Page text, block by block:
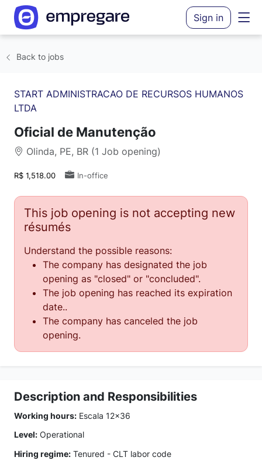
Sign in
Back to jobs
START ADMINISTRACAO DE RECURSOS HUMANOS
LTDA
Oficial de Manutenção
Olinda, PE, BR (1 Job opening)
R$ 1,518.00 In-office
This job opening is not accepting new
résumés
Understand the possible reasons:
The company has designated the job
opening as "closed" or "concluded".
The job opening has reached its expiration
date..
The company has canceled the job
opening.
Description and Responsibilities
Working hours: Escala 12x36
Level: Operational
Hiring regime: Tenured - CLT labor code